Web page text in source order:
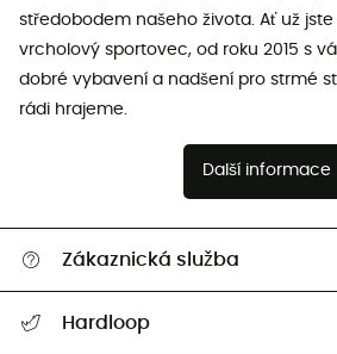
středobodem našeho života. Ať už
vrcholový sportovec, od roku 2015 s
dobré vybavení a nadšení pro strmé
rádi hrajeme.
Další informace
Zákaznická služba
Hardloop